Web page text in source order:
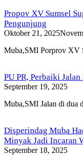
Propov XV Sumsel
Pengunjung
Oktober 21, 2025
Muba,SMI Porprov XV
PU PR, Perbaiki Jalan
September 19, 2025
Muba,SMI Jalan di dua
Disperindag Muba
Minyak Jadi Incaran
September 18, 2025